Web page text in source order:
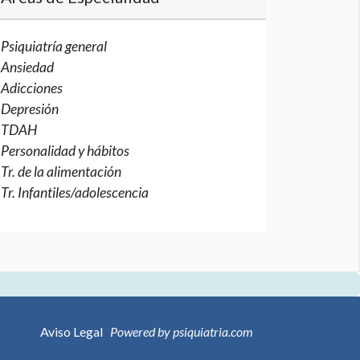
Psiquiatría general
Ansiedad
Adicciones
Depresión
TDAH
Personalidad y hábitos
Tr. de la alimentación
Tr. Infantiles/adolescencia
Aviso Legal Powered by psiquiatria.com